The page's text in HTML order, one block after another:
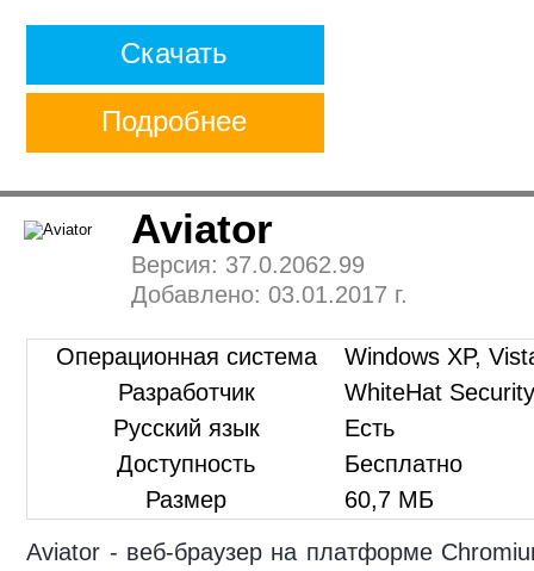
Подробнее
Скачать
Aviator - веб-браузер на платформе
Операционная система
Windows XP,
Разработчик
WhiteHat
Русский язык
Есть
Доступность
Бесплатно
Размер
60,7 МБ
Версия: 37.0.2062.99
Добавлено: 03.01.2017 г.
Aviator